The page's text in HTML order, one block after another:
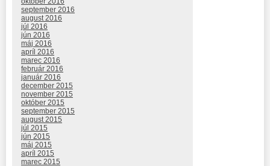
september 2016
august 2016
júl 2016
jún 2016
máj 2016
apríl 2016
marec 2016
február 2016
január 2016
december 2015
november 2015
október 2015
september 2015
august 2015
júl 2015
jún 2015
máj 2015
apríl 2015
marec 2015